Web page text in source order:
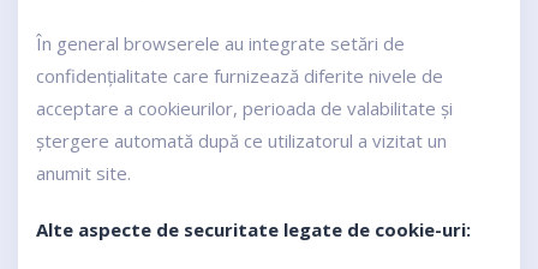
În general browserele au integrate setări de
confidențialitate care furnizează diferite nivele de
acceptare a cookieurilor, perioada de valabilitate și
ștergere automată după ce utilizatorul a vizitat un
anumit site.
Alte aspecte de securitate legate de cookie-uri: